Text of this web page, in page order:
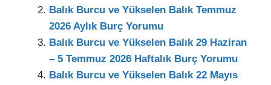
Balık Burcu ve Yükselen Balık Temmuz
2026 Aylık Burç Yorumu
Balık Burcu ve Yükselen Balık 29 Haziran
– 5 Temmuz 2026 Haftalık Burç Yorumu
Balık Burcu ve Yükselen Balık 22 Mayıs